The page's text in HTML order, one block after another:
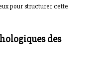
pour structurer cette
des